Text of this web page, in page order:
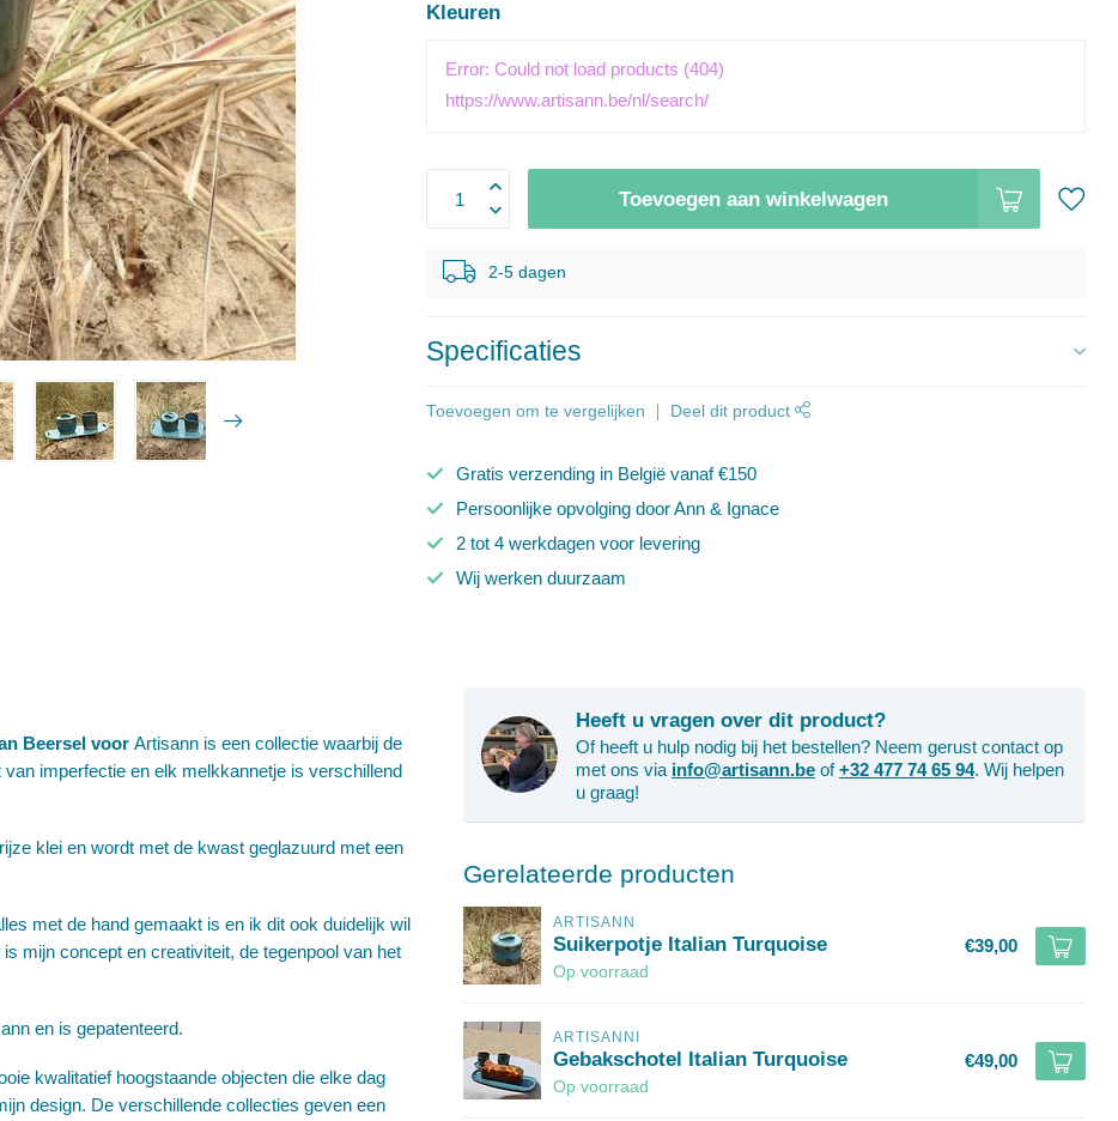
Kleuren
Error: Could not load products (404)
https://www.artisann.be/nl/search/
Toevoegen aan winkelwagen
2-5 dagen
Specificaties
Toevoegen om te vergelijken Deel dit product
Gratis verzending in België vanaf €150
Persoonlijke opvolging door Ann & Ignace
2 tot 4 werkdagen voor levering
Wij werken duurzaam
Beersel voor Artisann is een collectie waarbij de
imperfectie en elk melkkannetje is verschillend
klei en wordt met de kwast geglazuurd met een
met de hand gemaakt is en ik dit ook duidelijk wil
mijn concept en creativiteit, de tegenpool van het
en is gepatenteerd.
kwalitatief hoogstaande objecten die elke dag
design. De verschillende collecties geven een
Heeft u vragen over dit product?
Of heeft u hulp nodig bij het bestellen? Neem gerust contact op
met ons via info@artisann.be of+32 477 74 65 94. Wij helpen
u graag!
Gerelateerde producten
ARTISANN
Suikerpotje Italian Turquoise
Op voorraad
€39,00
ARTISANNI
Gebakschotel Italian Turquoise
Op voorraad
€49,00